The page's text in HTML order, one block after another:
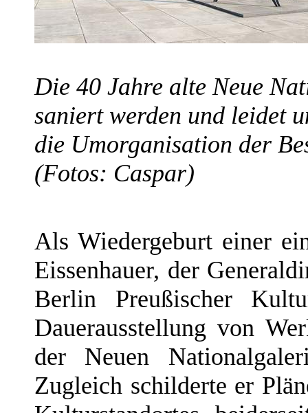
Die 40 Jahre alte Neue
saniert werden und leidet
die Umorganisation der
(Fotos: Caspar)
Als Wiedergeburt einer
Eissenhauer, der
Berlin Preußischer
Dauerausstellung von
der Neuen
Zugleich schilderte er